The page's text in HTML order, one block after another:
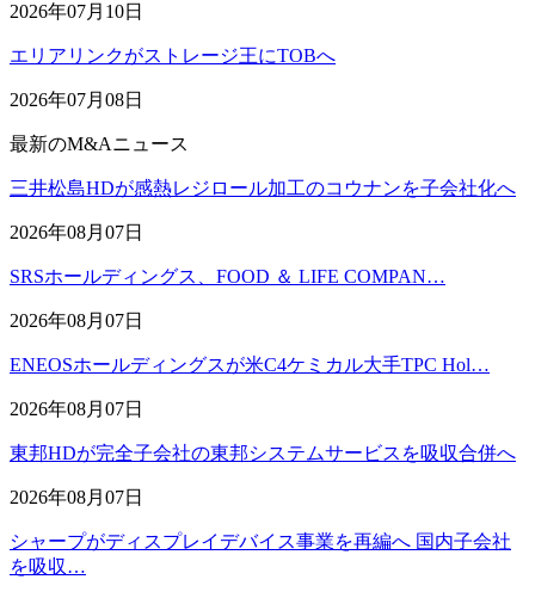
2026年07月10日
エリアリンクがストレージ王にTOBへ
2026年07月08日
最新のM&Aニュース
三井松島HDが感熱レジロール加工のコウナンを子会社化へ
2026年08月07日
SRSホールディングス、FOOD ＆ LIFE COMPAN…
2026年08月07日
ENEOSホールディングスが米C4ケミカル大手TPC Hol…
2026年08月07日
東邦HDが完全子会社の東邦システムサービスを吸収合併へ
2026年08月07日
シャープがディスプレイデバイス事業を再編へ 国内子会社
を吸収…